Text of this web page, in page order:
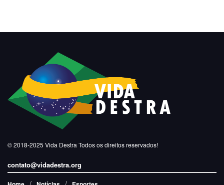
© 2018-2025 Vida Destra Todos os direitos reservados!
contato@vidadestra.org